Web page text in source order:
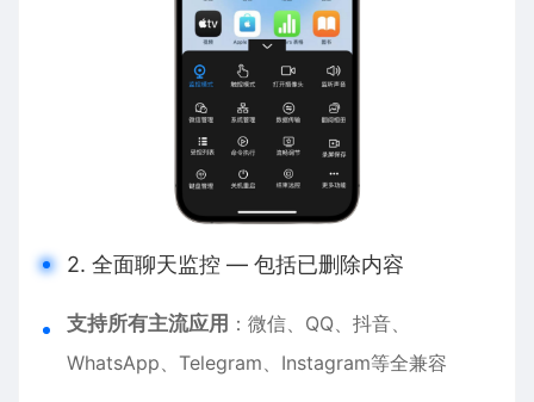
2. 全面聊天监控 — 包括已删除内容
支持所有主流应用 ：微信、QQ、抖音、
WhatsApp、Telegram、Instagram等全兼容